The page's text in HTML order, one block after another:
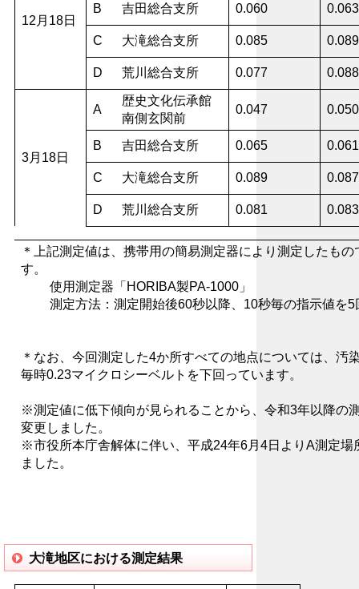
12月18日
B 吉田総合支所 0.060 0.063
C 大滝総合支所 0.085 0.089
D 荒川総合支所 0.077 0.088
3月18日
A
歴史文化伝承館
南側玄関前
0.047 0.050
B 吉田総合支所 0.065 0.061
C 大滝総合支所 0.089 0.087
D 荒川総合支所 0.081 0.083
＊上記測定値は、 携帯用の簡易測定器により測定したも
す。
使用測定器「HORIBA製PA-1000」
測定方法：測定開始後60秒以降、10秒毎の指示値を5
＊なお、今回測定した4か所すべての地点については、汚
毎時0.23マイクロシーベルトを下回っています。
※測定値に低下傾向が見られることから、令和3年以降の
変更しました。
※市役所本庁舎解体に伴い、平成24年6月4日よりA測定
ました。
大滝地区における測定結果